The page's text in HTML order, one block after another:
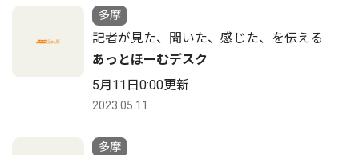
多摩
記者が見た、聞いた、感じた、を伝える
あっとほーむデスク
5月11日0:00更新
2023.05.11
多摩